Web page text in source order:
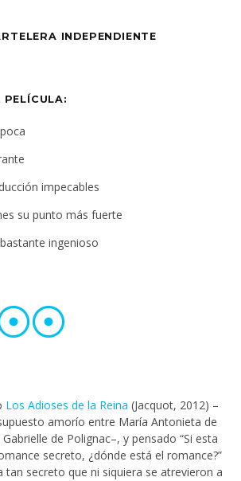
INDEPENDIENTE
PELÍCULA:
impecables
su punto más fuerte
ingenioso
Los Adioses de la Reina (Jacquot, 2012) –
amorío entre María Antonieta de
de Polignac–, y pensado “Si esta
secreto, ¿dónde está el romance?”
tan secreto que ni siquiera se atrevieron a